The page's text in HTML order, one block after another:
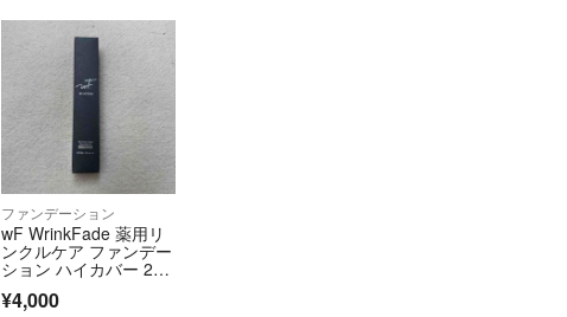
ファンデーション
wF WrinkFade 薬用リ
ンクルケア ファンデー
ション ハイカバー 20
¥4,000